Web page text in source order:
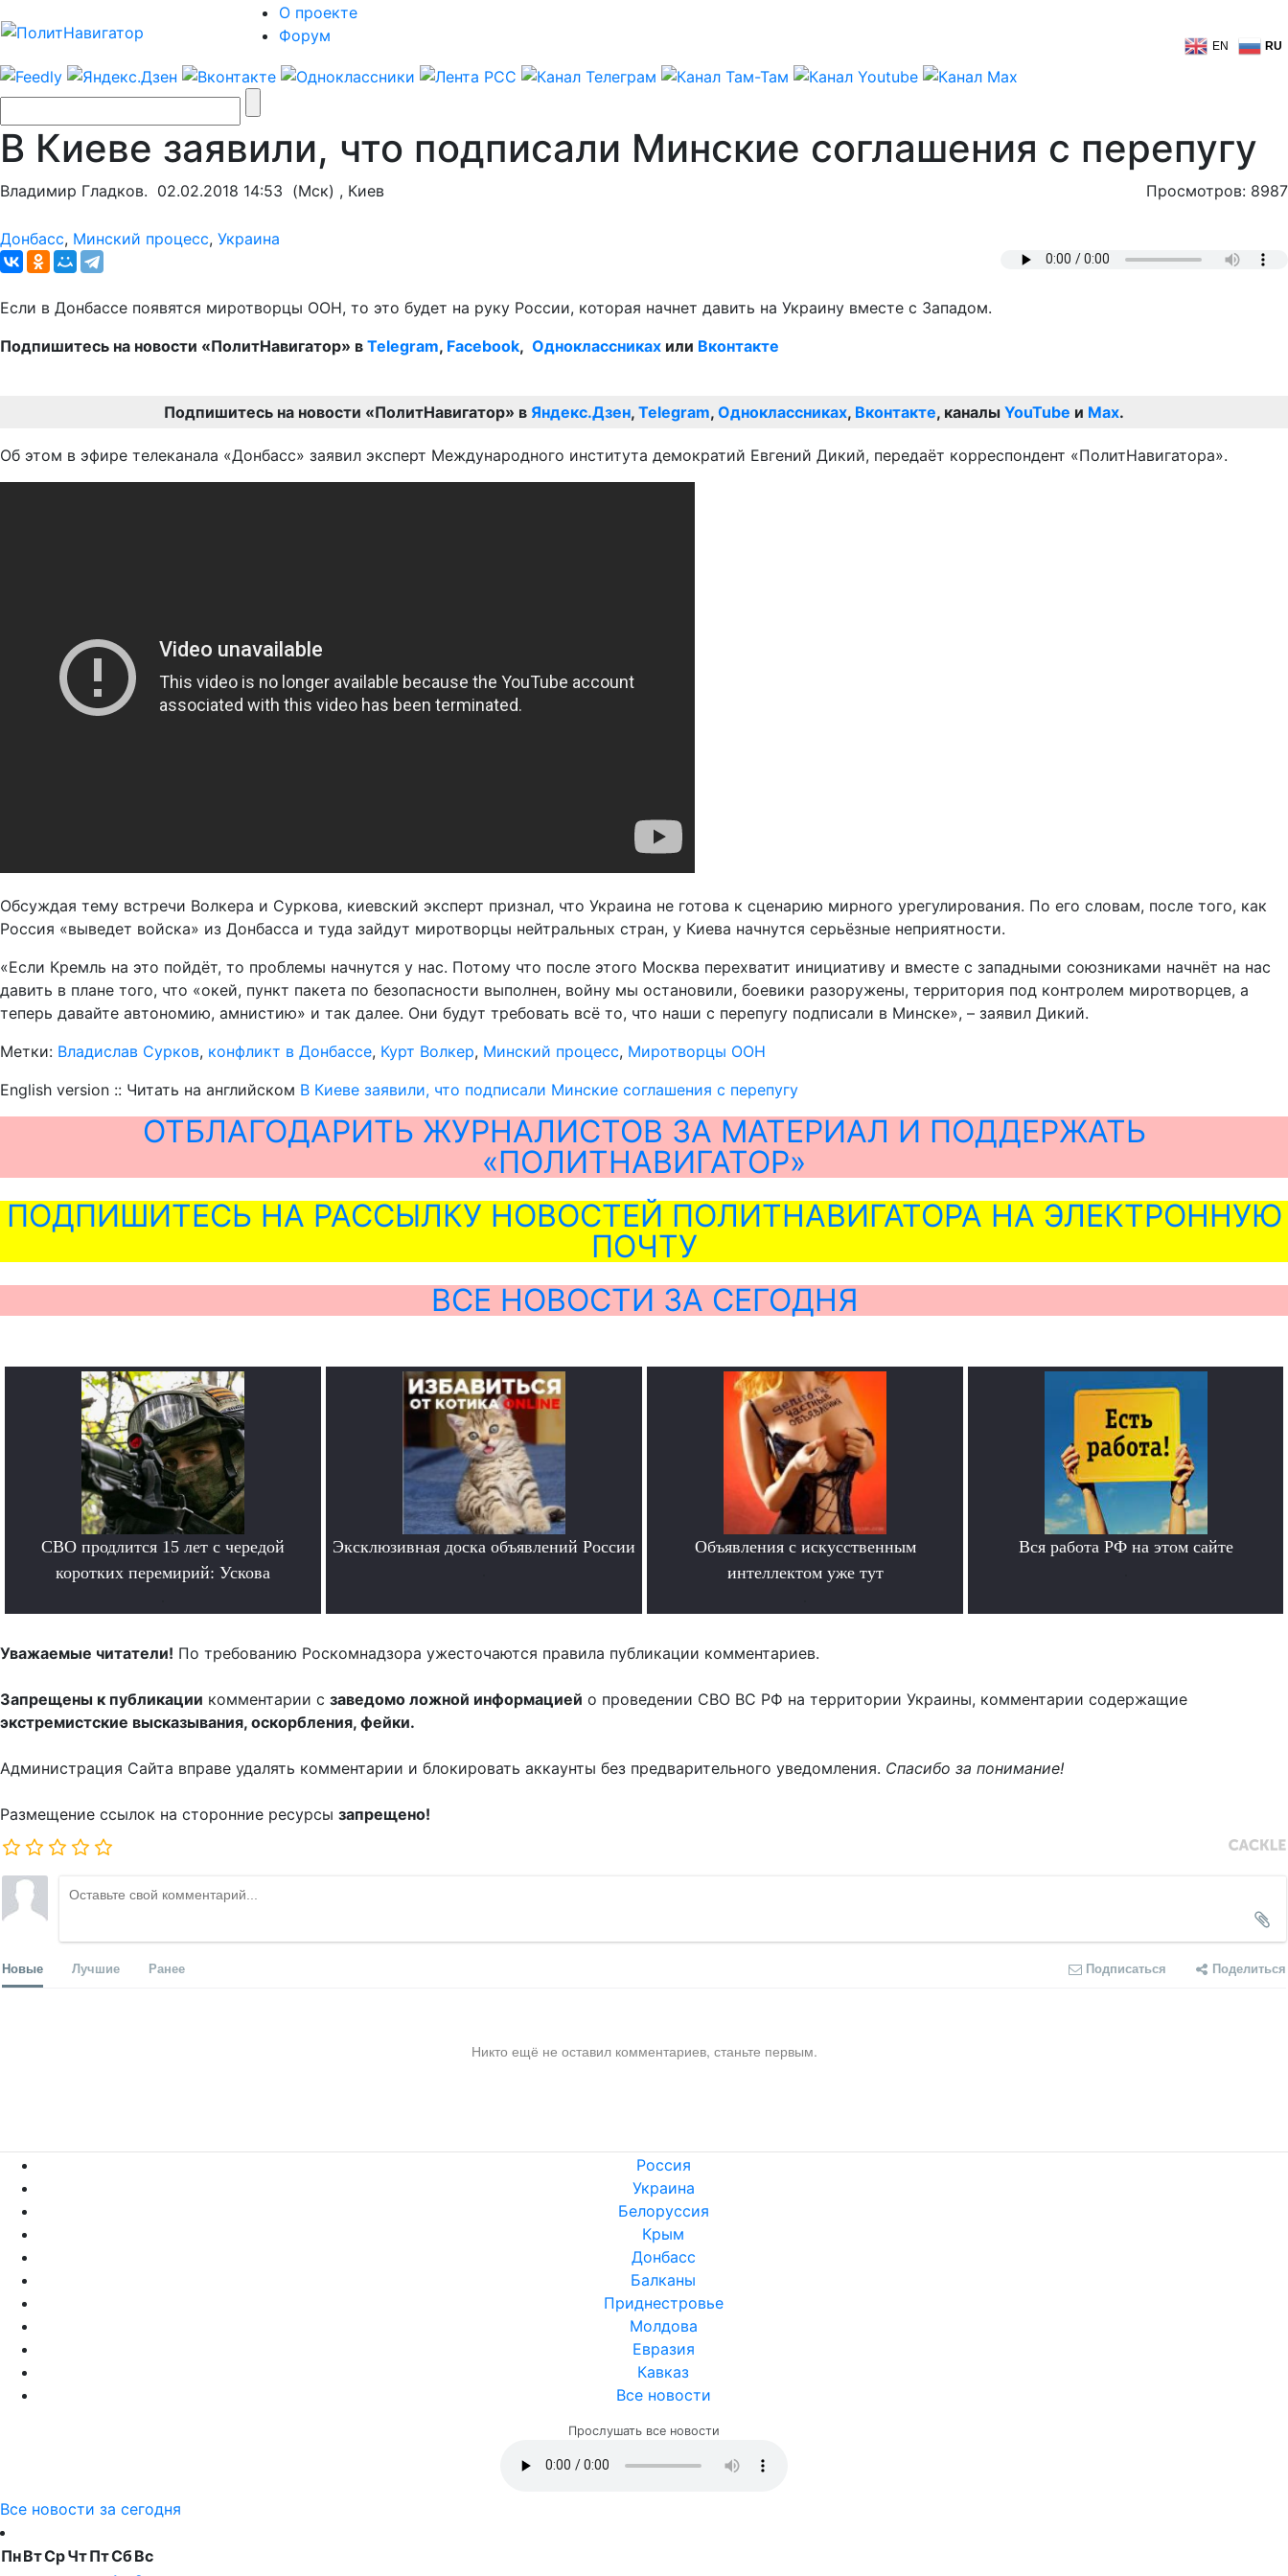
О проекте
Форум
EN RU
В Киеве заявили, что подписали Минские соглашения с перепугу
Владимир Гладков. 02.02.2018 14:53 (Мск) , Киев Просмотров: 8987
Донбасс, Минский процесс, Украина
Если в Донбассе появятся миротворцы ООН, то это будет на руку России, которая начнет давить на Украину вместе с Западом.
Подпишитесь на новости «ПолитНавигатор» в Telegram, Facebook, Одноклассниках или Вконтакте
Подпишитесь на новости «ПолитНавигатор» в Яндекс.Дзен, Telegram, Одноклассниках, Вконтакте, каналы YouTube и Max.
Об этом в эфире телеканала «Донбасс» заявил эксперт Международного института демократий Евгений Дикий, передаёт корреспондент «ПолитНавигатора».
Обсуждая тему встречи Волкера и Суркова, киевский эксперт признал, что Украина не готова к сценарию мирного урегулирования. По его словам, после того, как
Россия «выведет войска» из Донбасса и туда зайдут миротворцы нейтральных стран, у Киева начнутся серьёзные неприятности.
«Если Кремль на это пойдёт, то проблемы начнутся у нас. Потому что после этого Москва перехватит инициативу и вместе с западными союзниками начнёт на нас
давить в плане того, что «окей, пункт пакета по безопасности выполнен, войну мы остановили, боевики разоружены, территория под контролем миротворцев, а
теперь давайте автономию, амнистию» и так далее. Они будут требовать всё то, что наши с перепугу подписали в Минске», – заявил Дикий.
Метки: Владислав Сурков, конфликт в Донбассе, Курт Волкер, Минский процесс, Миротворцы ООН
English version :: Читать на английском В Киеве заявили, что подписали Минские соглашения с перепугу
ОТБЛАГОДАРИТЬ ЖУРНАЛИСТОВ ЗА МАТЕРИАЛ И ПОДДЕРЖАТЬ
«ПОЛИТНАВИГАТОР»
ПОДПИШИТЕСЬ НА РАССЫЛКУ НОВОСТЕЙ ПОЛИТНАВИГАТОРА НА ЭЛЕКТРОННУЮ
ПОЧТУ
ВСЕ НОВОСТИ ЗА СЕГОДНЯ
СВО продлится 15 лет с чередой
коротких перемирий: Ускова
Эксклюзивная доска объявлений России
Объявления с искусственным
интеллектом уже тут
Вся работа РФ на этом сайте
Уважаемые читатели! По требованию Роскомнадзора ужесточаются правила публикации комментариев.
Запрещены к публикации комментарии с заведомо ложной информацией о проведении СВО ВС РФ на территории Украины, комментарии содержащие
экстремистские высказывания, оскорбления, фейки.
Администрация Сайта вправе удалять комментарии и блокировать аккаунты без предварительного уведомления. Спасибо за понимание!
Размещение ссылок на сторонние ресурсы запрещено!
Новые Лучшие Ранее Подписаться Поделиться
Никто ещё не оставил комментариев, станьте первым.
Россия
Украина
Белоруссия
Крым
Донбасс
Балканы
Приднестровье
Молдова
Евразия
Кавказ
Все новости
Прослушать все новости
Все новости за сегодня
ПнВтСрЧтПтСбВс